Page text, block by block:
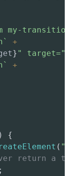
my-
`
+
} "
`
+
)
{
(
return a
;